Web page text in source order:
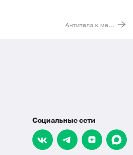
Антитела к менингококку (Neisseria meningitidis)
Социальные сети